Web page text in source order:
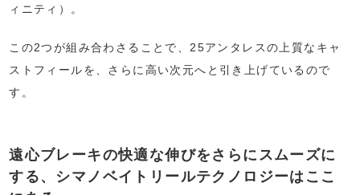
ィニティ）。
この2つが組み合わさることで、25アンタレスの上質なキャ
ストフィールを、さらに高い次元へと引き上げているので
す。
遠心ブレーキの快適な伸びをさらにスムーズに
する、シマノベイトリールテクノロジーはここ